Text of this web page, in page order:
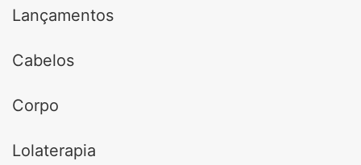
Lançamentos
Cabelos
Corpo
Lolaterapia